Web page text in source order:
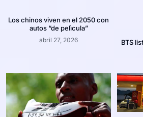
Los chinos viven en el 2050 con
autos “de pelìcula”
abril 27, 2026
BTS